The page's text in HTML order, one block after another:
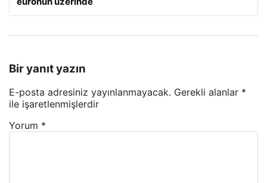
Bir yanıt yazın
E-posta adresiniz yayınlanmayacak. Gerekli alanlar *
ile işaretlenmişlerdir
Yorum *